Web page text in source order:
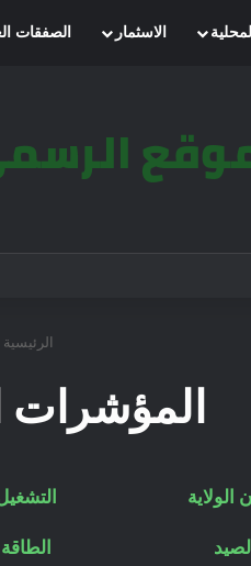
الاسثمار الصفقات
الرئيسية
المؤشرات
الولاية
الطاقة